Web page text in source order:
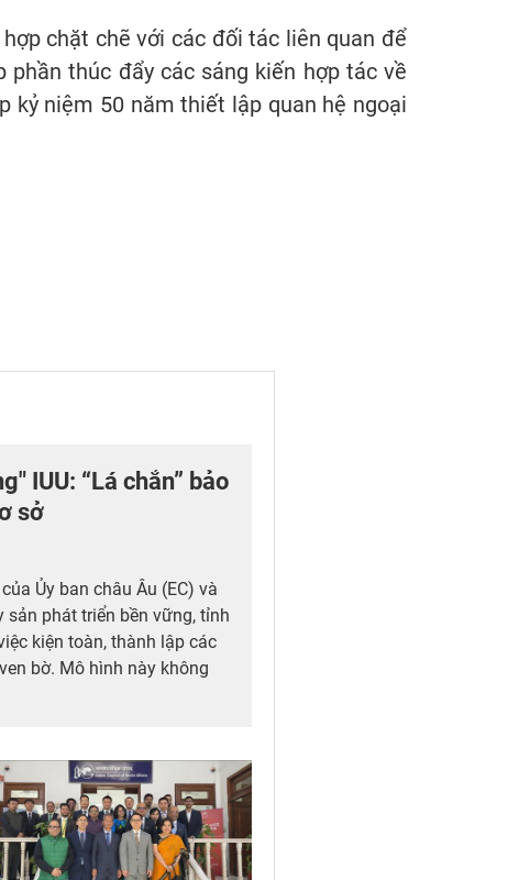
chặt chẽ với các đối tác liên quan để
thúc đẩy các sáng kiến hợp tác về
kỷ niệm 50 năm thiết lập quan hệ ngoại
IUU: “Lá chắn” bảo
sở
Ủy ban châu Âu (EC) và
phát triển bền vững, tỉnh
kiện toàn, thành lập các
bờ. Mô hình này không
thủy sản quốc gia.